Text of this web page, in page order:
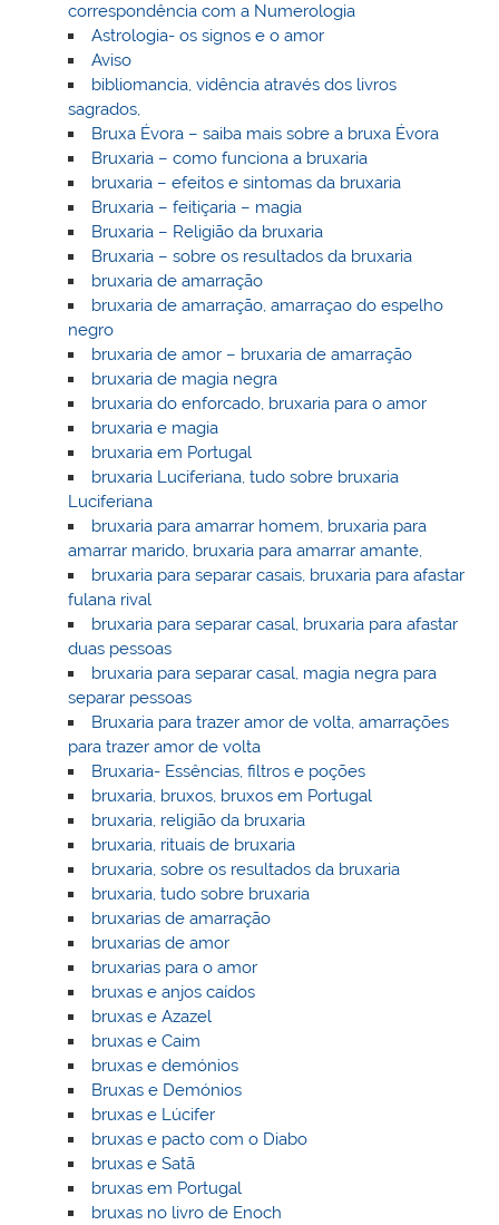
correspondência com a Numerologia
Astrologia- os signos e o amor
Aviso
bibliomancia, vidência através dos livros
sagrados,
Bruxa Évora – saiba mais sobre a bruxa Évora
Bruxaria – como funciona a bruxaria
bruxaria – efeitos e sintomas da bruxaria
Bruxaria – feitiçaria – magia
Bruxaria – Religião da bruxaria
Bruxaria – sobre os resultados da bruxaria
bruxaria de amarração
bruxaria de amarração, amarraçao do espelho
negro
bruxaria de amor – bruxaria de amarração
bruxaria de magia negra
bruxaria do enforcado, bruxaria para o amor
bruxaria e magia
bruxaria em Portugal
bruxaria Luciferiana, tudo sobre bruxaria
Luciferiana
bruxaria para amarrar homem, bruxaria para
amarrar marido, bruxaria para amarrar amante,
bruxaria para separar casais, bruxaria para afastar
fulana rival
bruxaria para separar casal, bruxaria para afastar
duas pessoas
bruxaria para separar casal, magia negra para
separar pessoas
Bruxaria para trazer amor de volta, amarrações
para trazer amor de volta
Bruxaria- Essências, filtros e poções
bruxaria, bruxos, bruxos em Portugal
bruxaria, religião da bruxaria
bruxaria, rituais de bruxaria
bruxaria, sobre os resultados da bruxaria
bruxaria, tudo sobre bruxaria
bruxarias de amarração
bruxarias de amor
bruxarias para o amor
bruxas e anjos caídos
bruxas e Azazel
bruxas e Caim
bruxas e demónios
Bruxas e Demónios
bruxas e Lúcifer
bruxas e pacto com o Diabo
bruxas e Satã
bruxas em Portugal
bruxas no livro de Enoch